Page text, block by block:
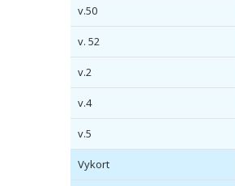
v.50
v. 52
v.2
v.4
v.5
Vykort